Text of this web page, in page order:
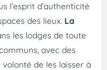
l’esprit d’authenticité
des lieux. La
les lodges de toute
avec des
de les laisser à